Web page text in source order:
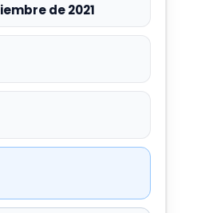
de 2021